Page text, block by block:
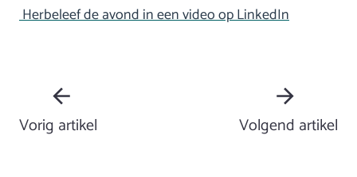
Herbeleef de avond in een video op LinkedIn
Vorig artikel Volgend artikel